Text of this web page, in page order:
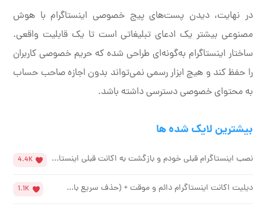
در نهایت، دیدن پست‌های پیج خصوصی اینستاگرام با هوش
مصنوعی بیشتر یک ادعای تبلیغاتی است تا یک قابلیت واقعی.
ساختار اینستاگرام به‌گونه‌ای طراحی شده که حریم خصوصی کاربران
را حفظ کند و هیچ ابزار رسمی نمی‌تواند بدون اجازه صاحب حساب
به محتوای خصوصی دسترسی داشته باشد.
بیشترین لایک شده ها
نصب اینستاگرام قبلی خودم و بازگشت به اکانت قبلی اینستا... 4.4K
دیلیت اکانت اینستاگرام دائم و موقت + (حذف سریع با... 1.1K